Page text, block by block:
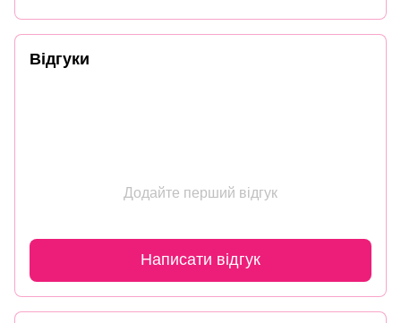
Відгуки
Додайте перший відгук
Написати відгук